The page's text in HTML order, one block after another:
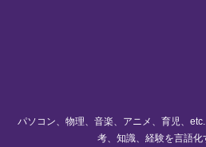
パソコン、物理、音楽、アニメ、育児、
考、知識、経験を言語化